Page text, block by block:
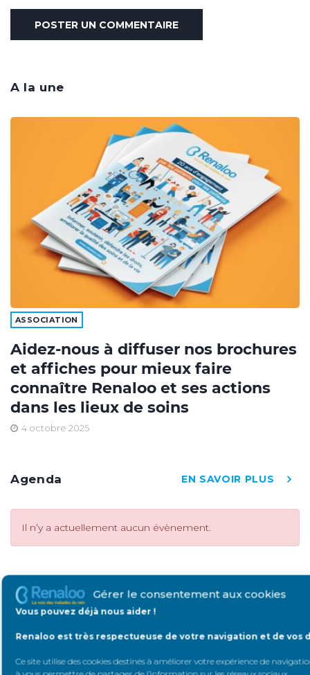
Gérer le consentement aux cookies
Vous pouvez déjà nous aider !
Renaloo est très respectueuse de votre navigation et de vos
Ce site utilise des cookies destinés à améliorer votre expérience de
A la une
ASSOCIATION
Aidez-nous à diffuser nos brochures
et affiches pour mieux faire
connaître Renaloo et ses actions
dans les lieux de soins
4 octobre 2025
Agenda EN SAVOIR PLUS
Il n’y a actuellement aucun évènement.
Catégories
RENCONTRE RECHERCHE